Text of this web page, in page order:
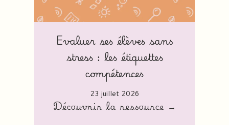
Evaluer ses élèves sans
stress : les étiquettes
compétences
23 juillet 2026
Découvrir la ressource →